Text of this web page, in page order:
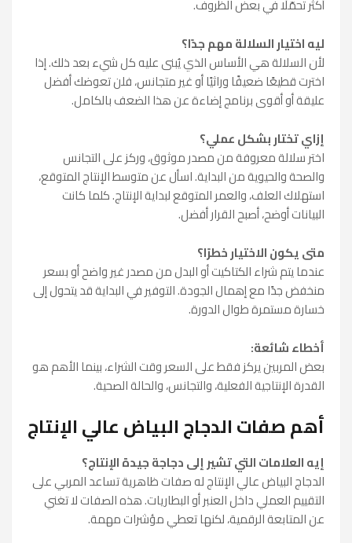
أكثر تحمّلًا في بعض الظروف.
ليه اختيار السلالة مهم جدًا؟
لأن السلالة هي الأساس الذي يُبنى عليه كل شيء بعد ذلك. إذا
اخترت قطيعًا ضعيفًا وراثيًا أو غير متجانس، فلن تعوضك أفضل
عليقة أو أقوى برنامج إضاءة عن هذا الضعف بالكامل.
إزاي تختار بشكل عملي؟
اختر سلالة معروفة من مصدر موثوق، وركز على التجانس
والصحة والحيوية من البداية. اسأل عن متوسط الإنتاج المتوقع،
استهلاك العلف، والعمر المتوقع لبداية الإنتاج. كلما كانت
البيانات أوضح، أصبح القرار أفضل.
متى يكون الاختيار خطرًا؟
عندما يتم شراء الكتاكيت أو البدل من مصدر غير واضح أو بسعر
منخفض جدًا مع إهمال الجودة. التوفير في البداية قد يتحول إلى
خسارة مستمرة طوال الدورة.
أخطاء شائعة:
بعض المربين يركز فقط على السعر وقت الشراء، بينما الأهم هو
القدرة الإنتاجية الفعلية، والتجانس، والحالة الصحية.
أهم صفات الدجاج البياض عالي الإنتاج
إيه العلامات التي تشير إلى دجاجة جيدة الإنتاج؟
الدجاج البياض عالي الإنتاج له صفات ظاهرية تساعد المربي على
التقييم العملي داخل العنبر أو البطاريات. هذه الصفات لا تغني
عن المتابعة الرقمية، لكنها تعطي مؤشرات مهمة.